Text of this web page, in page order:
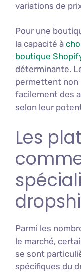
variations de
Pour une
la capacité à
boutique
déterminante.
permettent non
facilement des
selon leur
Les
Parmi les
le marché,
se sont
spécifiques du